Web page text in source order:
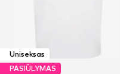
Uniseksas
PASIŪLYMAS